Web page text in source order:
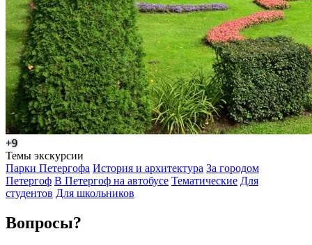
+9
Темы экскурсии
Парки Петергофа История и архитектура За городом
Петергоф В Петергоф на автобусе Тематические Для
студентов Для школьников
Вопросы?